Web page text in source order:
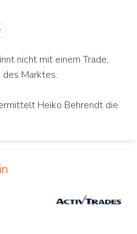
nicht mit einem Trade,
Marktes.
Heiko Behrendt die